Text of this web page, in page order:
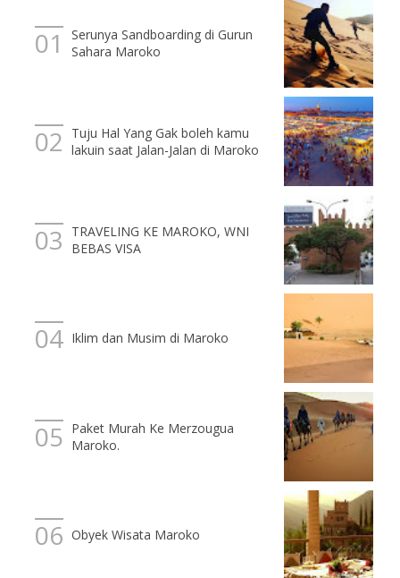
Serunya Sandboarding di Gurun
Sahara Maroko
Tuju Hal Yang Gak boleh kamu
lakuin saat Jalan-Jalan di Maroko
TRAVELING KE MAROKO, WNI
BEBAS VISA
Iklim dan Musim di Maroko
Paket Murah Ke Merzougua
Maroko.
Obyek Wisata Maroko